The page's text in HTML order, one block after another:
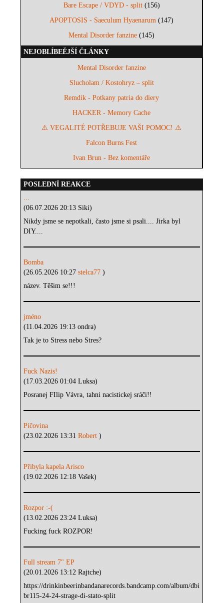
Bare Escape / VDYD - split(156)
APOPTOSIS - Saeculum Hyaenarum (147)
Mental Disorder fanzine (145)
NEJOBLÍBEĚJŠÍ ČLÁNKY
Mental Disorder fanzine
Slucholam / Kostohryz – split
Remdik - Potkany patria do diery
HACKER - Memory Cache
⚠️ VEGALITÉ POTŘEBUJE VAŠI POMOC! ⚠️
Falcon Burns Fest
Ivan Brun - Bez komentáře
POSLEDNÍ REAKCE
...
(06.07.2026 20:13 Siki)
Nikdy jsme se nepotkali, často jsme si psali.... Jirka byl
DIY....
Bomba
(26.05.2026 10:27stelca77)
název. Těšim se!!!
jméno
(11.04.2026 19:13 ondra)
Tak je to Stress nebo Stres?
Fuck Nazis!
(17.03.2026 01:04 Luksa)
Posranej FIlip Vávra, tahni nacistickej sráči!!
Píčovina
(23.02.2026 13:31Robert)
Přibyla kapela Arisco
(19.02.2026 12:18 Vašek)
Rozpor :-(
(13.02.2026 23:24 Luksa)
Fucking fuck ROZPOR!
Full stream 7" EP
(20.01.2026 13:12 Rajtche)
https://drinkinbeerinbandanarecords.bandcamp.com/album/dbi
br115-24-24-strage-di-stato-split